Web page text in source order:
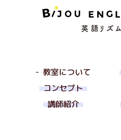
教室について
コンセプト
講師紹介